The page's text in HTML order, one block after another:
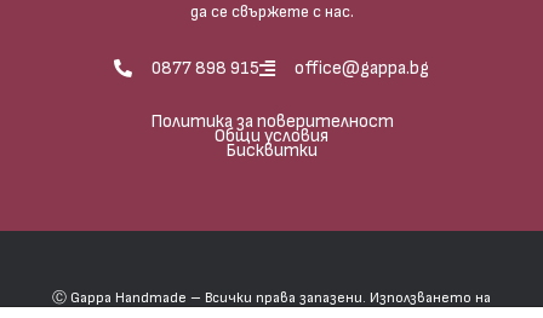
да се свържете с нас.
0877 898 915 office@gappa.bg
Политика за поверителност
Общи условия
Бисквитки
Ⓒ Gappa Handmade – Всички права запазени. Използването на